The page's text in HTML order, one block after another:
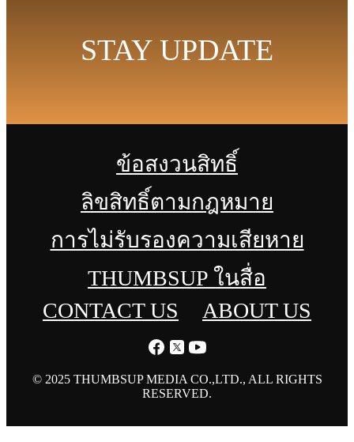
STAY UPDATE
ข้อสงวนสิทธิ์
ลิขสิทธิ์ตามกฎหมาย
การไม่รับรองความเสียหาย
THUMBSUP ในสื่อ
CONTACT US
ABOUT US
© 2025 THUMBSUP MEDIA CO.,LTD., ALL RIGHTS
RESERVED.